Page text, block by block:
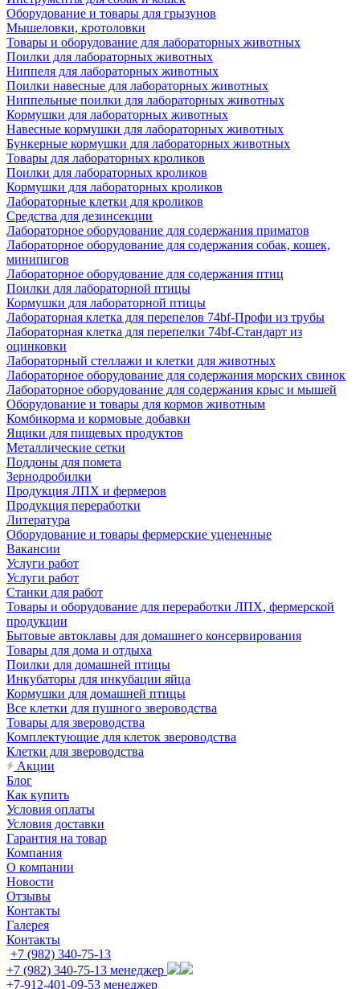
Оборудование и товары для грызунов
Мышеловки, кротоловки
Товары и оборудование для лабораторных животных
Поилки для лабораторных животных
Ниппеля для лабораторных животных
Поилки навесные для лабораторных животных
Ниппельные поилки для лабораторных животных
Кормушки для лабораторных животных
Навесные кормушки для лабораторных животных
Бункерные кормушки для лабораторных животных
Товары для лабораторных кроликов
Поилки для лабораторных кроликов
Кормушки для лабораторных кроликов
Лабораторные клетки для кроликов
Средства для дезинсекции
Лабораторное оборудование для содержания приматов
Лабораторное оборудование для содержания собак, кошек,
минипигов
Лабораторное оборудование для содержания птиц
Поилки для лабораторной птицы
Кормушки для лабораторной птицы
Лабораторная клетка для перепелов 74bf-Профи из трубы
Лабораторная клетка для перепелки 74bf-Стандарт из
оцинковки
Лабораторный стеллажи и клетки для животных
Лабораторное оборудование для содержания морских свинок
Лабораторное оборудование для содержания крыс и мышей
Оборудование и товары для кормов животным
Комбикорма и кормовые добавки
Ящики для пищевых продуктов
Металлические сетки
Поддоны для помета
Зернодробилки
Продукция ЛПХ и фермеров
Продукция переработки
Литература
Оборудование и товары фермерские уцененные
Вакансии
Услуги работ
Услуги работ
Станки для работ
Товары и оборудование для переработки ЛПХ, фермерской
продукции
Бытовые автоклавы для домашнего консервирования
Товары для дома и отдыха
Поилки для домашней птицы
Инкубаторы для инкубации яйца
Кормушки для домашней птицы
Все клетки для пушного звероводства
Товары для звероводства
Комплектующие для клеток звероводства
Клетки для звероводства
Акции
Блог
Как купить
Условия оплаты
Условия доставки
Гарантия на товар
Компания
О компании
Новости
Отзывы
Контакты
Галерея
Контакты
+7 (982) 340-75-13
+7 (982) 340-75-13 менеджер
+7-912-401-09-53 менеджер